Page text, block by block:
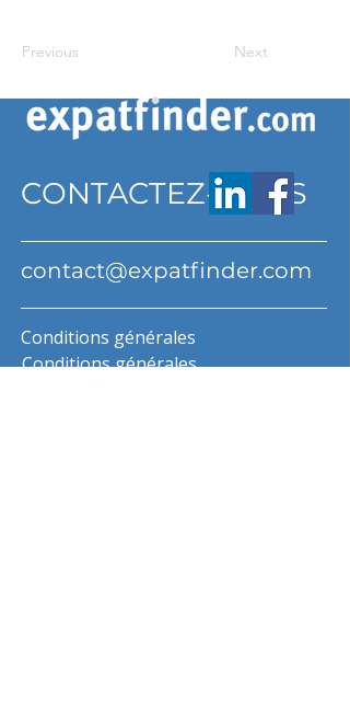
Previous Next
CONTACTEZ-NOUS
contact@expatfinder.com
Conditions générales
Conditions générales